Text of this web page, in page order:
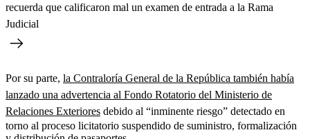
recuerda que calificaron mal un examen de entrada a la Rama
Judicial
Por su parte, la Contraloría General de la República también había
lanzado una advertencia al Fondo Rotatorio del Ministerio de
Relaciones Exteriores debido al “inminente riesgo” detectado en
torno al proceso licitatorio suspendido de suministro, formalización